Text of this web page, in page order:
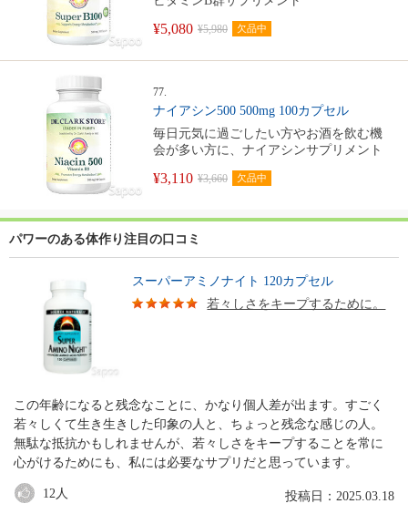
¥5,080 ¥5,980 欠品中
77.
ナイアシン500 500mg 100カプセル
毎日元気に過ごしたい方やお酒を飲む機
会が多い方に、ナイアシンサプリメント
¥3,110 ¥3,660 欠品中
パワーのある体作り注目の口コミ
スーパーアミノナイト 120カプセル
若々しさをキープするために。
この年齢になると残念なことに、かなり個人差が出ます。すごく
若々しくて生き生きした印象の人と、ちょっと残念な感じの人。
無駄な抵抗かもしれませんが、若々しさをキープすることを常に
心がけるためにも、私には必要なサプリだと思っています。
12 人 投稿日：2025.03.18